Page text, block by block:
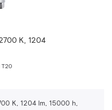
K, 1204
T20
K, 1204 lm, 15000 h,